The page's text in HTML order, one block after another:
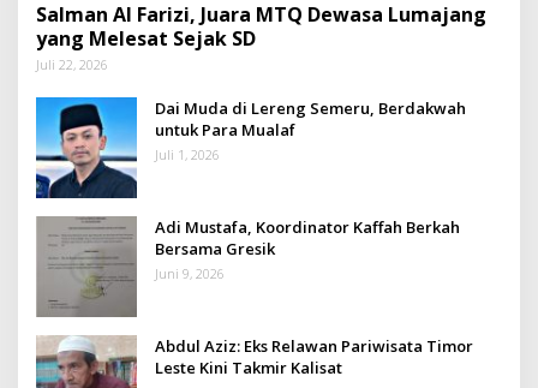
Salman Al Farizi, Juara MTQ Dewasa Lumajang
yang Melesat Sejak SD
Juli 22, 2026
Dai Muda di Lereng Semeru, Berdakwah
untuk Para Mualaf
Juli 1, 2026
Adi Mustafa, Koordinator Kaffah Berkah
Bersama Gresik
Juni 9, 2026
Abdul Aziz: Eks Relawan Pariwisata Timor
Leste Kini Takmir Kalisat